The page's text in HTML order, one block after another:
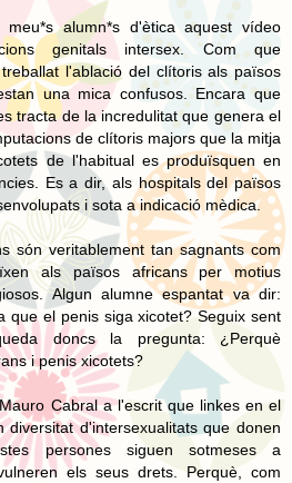
alumn*s d'ètica aquest vídeo
genitals intersex. Com que
l'ablació del clítoris als països
una mica confusos. Encara que
tracta de la incredulitat que genera el
de clítoris majors que la mitja
de l'habitual es produïsquen en
Es a dir, als hospitals del països
i sota a indicació mèdica.
són veritablement tan sagnants com
als països africans per motius
Algun alumne espantat va dir:
que el penis siga xicotet? Seguix sent
doncs la pregunta: ¿Perquè
i penis xicotets?
Cabral a l'escrit que linkes en el
diversitat d'intersexualitats que donen
persones siguen sotmeses a
els seus drets. Perquè, com